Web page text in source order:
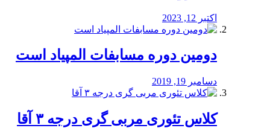
اکتبر 12, 2023
دومین دوره مسابفات المپیاد است
دسامبر 19, 2019
کلاس تئوری مربی گری درجه ۳ آقا